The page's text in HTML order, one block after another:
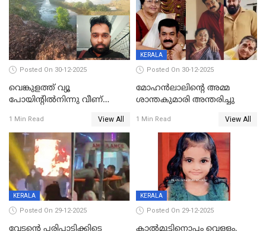
Posted On 30-12-2025
വെങ്കുളത്ത് വ്യൂ
പോയിന്റിൽനിന്നു വീണ്
1 Min Read View All
KERALA
Posted On 30-12-2025
മോഹന്‍ലാലിന്‍റെ അമ്മ
ശാന്തകുമാരി അന്തരിച്ചു
1 Min Read View All
KERALA
Posted On 29-12-2025
വേടന്റെ പരിപാടിക്കിടെ
KERALA
Posted On 29-12-2025
കാൽമുട്ടിനൊപ്പം വെള്ളം,